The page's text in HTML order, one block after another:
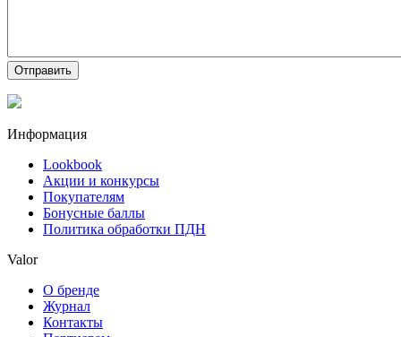
Отправить
Информация
Lookbook
Акции и конкурсы
Покупателям
Бонусные баллы
Политика обработки ПДН
Valor
О бренде
Журнал
Контакты